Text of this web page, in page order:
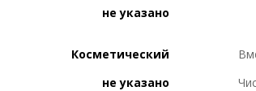
не указано
Косметический
не указано